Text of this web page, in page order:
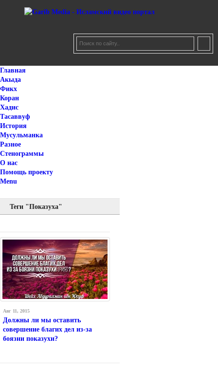
Главная
Акыда
Фикх
Коран
Хадис
Тасаввуф
История
Мусульманка
Разное
Стенограммы
О нас
Помощь проекту
Menu
Теги "Показуха"
Авг 11, 2015
Должны ли мы оставить
совершение благих дел из-за
боязни показухи?